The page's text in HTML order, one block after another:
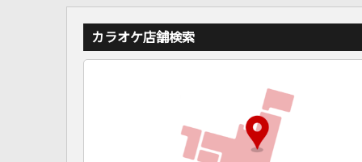
カラオケ店舗検索